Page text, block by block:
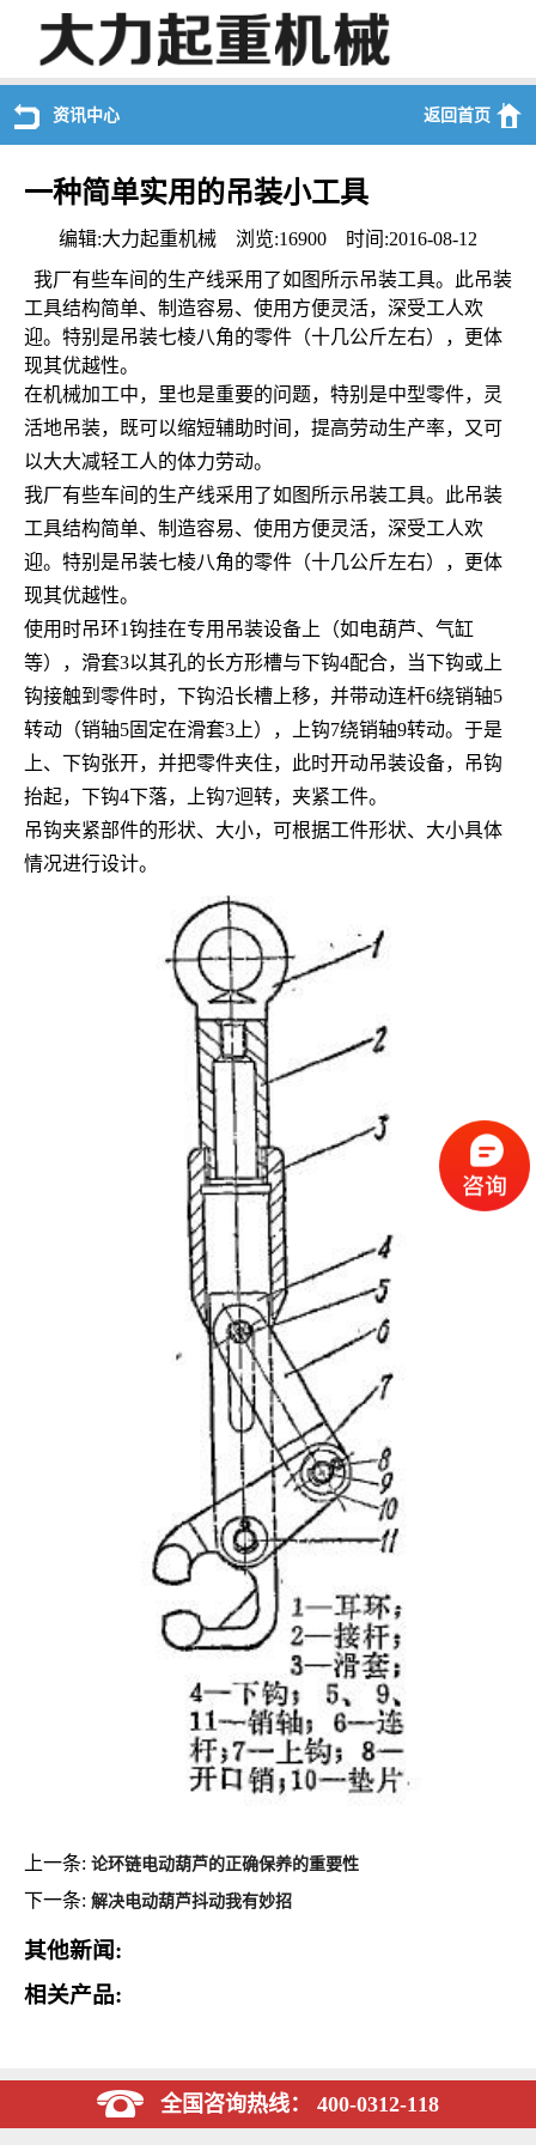
资讯中心 返回首页
一种简单实用的吊装小工具
编辑:大力起重机械 浏览:16900 时间:2016-08-12
我厂有些车间的生产线采用了如图所示吊装工具。此吊装
工具结构简单、制造容易、使用方便灵活，深受工人欢
迎。特别是吊装七棱八角的零件（十几公斤左右），更体
现其优越性。
在机械加工中，里也是重要的问题，特别是中型零件，灵
活地吊装，既可以缩短辅助时间，提高劳动生产率，又可
以大大减轻工人的体力劳动。
我厂有些车间的生产线采用了如图所示吊装工具。此吊装
工具结构简单、制造容易、使用方便灵活，深受工人欢
迎。特别是吊装七棱八角的零件（十几公斤左右），更体
现其优越性。
使用时吊环1钩挂在专用吊装设备上（如电葫芦、气缸
等），滑套3以其孔的长方形槽与下钩4配合，当下钩或上
钩接触到零件时，下钩沿长槽上移，并带动连杆6绕销轴5
转动（销轴5固定在滑套3上），上钩7绕销轴9转动。于是
上、下钩张开，并把零件夹住，此时开动吊装设备，吊钩
抬起，下钩4下落，上钩7迴转，夹紧工件。
吊钩夹紧部件的形状、大小，可根据工件形状、大小具体
情况进行设计。
上一条: 论环链电动葫芦的正确保养的重要性
下一条: 解决电动葫芦抖动我有妙招
其他新闻:
相关产品:
全国咨询热线： 400-0312-118